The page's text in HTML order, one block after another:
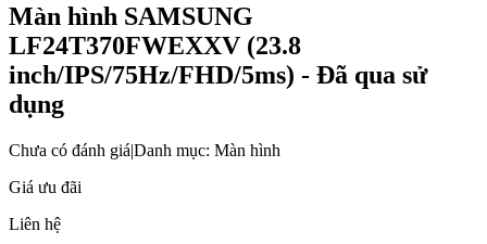
Màn hình SAMSUNG
LF24T370FWEXXV (23.8
inch/IPS/75Hz/FHD/5ms) - Đã qua sử
dụng
Chưa có đánh giá|Danh mục: Màn hình
Giá ưu đãi
Liên hệ